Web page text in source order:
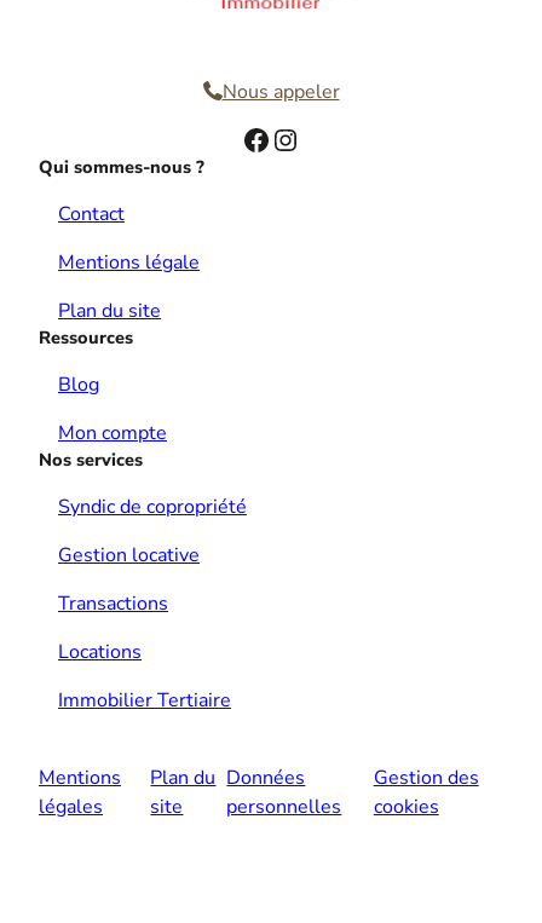
Nous appeler
Facebook Instagram
Qui sommes-nous ?
Contact
Mentions légale
Plan du site
Ressources
Blog
Mon compte
Nos services
Syndic de copropriété
Gestion locative
Transactions
Locations
Immobilier Tertiaire
Mentions
légales
Plan du
site
Données
personnelles
Gestion des
cookies